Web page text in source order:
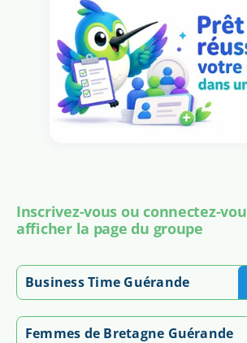
Inscrivez-vous ou connectez-
afficher la page du groupe
Business Time Guérande
Femmes de Bretagne Guérande